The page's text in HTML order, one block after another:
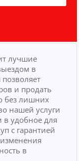
лучшие
в
и продать
без лишних
нашей услуги
в удобное для
с гарантией
в